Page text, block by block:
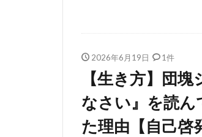
2026年6月19日 1件
【生き方】団
なさい』を読
た理由【自己啓